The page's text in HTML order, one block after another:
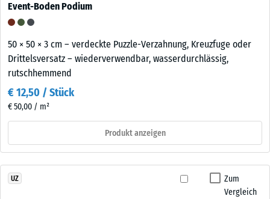
Event-Boden Podium
50 × 50 × 3 cm – verdeckte Puzzle-Verzahnung, Kreuzfuge oder
Drittelsversatz – wiederverwendbar, wasserdurchlässig,
rutschhemmend
€ 12,50 / Stück
€ 50,00 / m²
Produkt anzeigen
Zum
Vergleich
UZ